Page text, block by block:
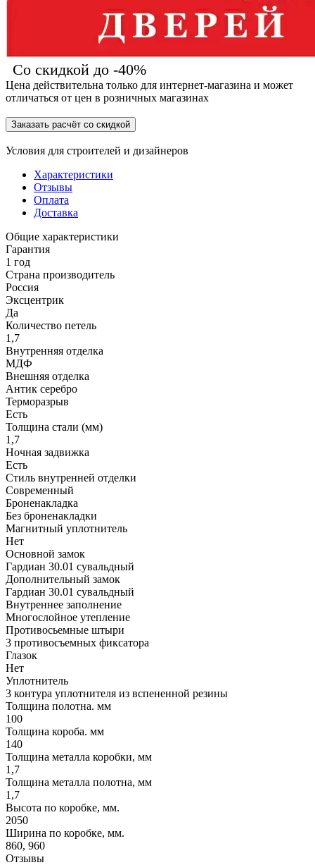
Со скидкой до -40%
Цена действительна только для интернет-магазина и может
отличаться от цен в розничных магазинах
Заказать расчёт со скидкой
Условия для строителей и дизайнеров
Характеристики
Отзывы
Оплата
Доставка
Общие характеристики
Гарантия
1 год
Страна производитель
Россия
Эксцентрик
Да
Количество петель
1,7
Внутренняя отделка
МДФ
Внешняя отделка
Антик серебро
Терморазрыв
Есть
Толщина стали (мм)
1,7
Ночная задвижка
Есть
Стиль внутренней отделки
Современный
Броненакладка
Без броненакладки
Магнитный уплотнитель
Нет
Основной замок
Гардиан 30.01 сувальдный
Дополнительный замок
Гардиан 30.01 сувальдный
Внутреннее заполнение
Многослойное утепление
Противосьемные штыри
3 противосъемных фиксатора
Глазок
Нет
Уплотнитель
3 контура уплотнителя из вспененной резины
Толщина полотна. мм
100
Толщина короба. мм
140
Толщина металла коробки, мм
1,7
Толщина металла полотна, мм
1,7
Высота по коробке, мм.
2050
Ширина по коробке, мм.
860, 960
Отзывы